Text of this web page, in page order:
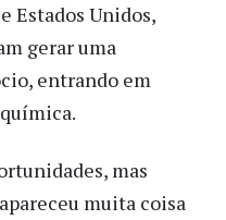
Estados Unidos,
gerar uma
entrando em
mas
muita coisa